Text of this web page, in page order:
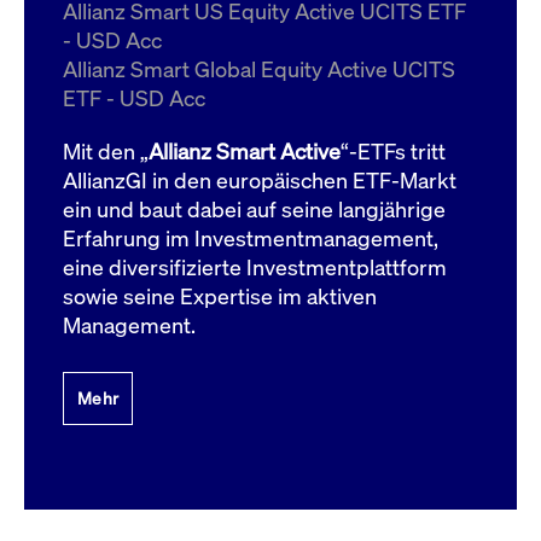
Allianz Smart US Equity Active UCITS ETF
- USD Acc
Allianz Smart Global Equity Active UCITS
ETF - USD Acc
Mit den „Allianz Smart Active“-ETFs tritt
AllianzGI in den europäischen ETF-Markt
ein und baut dabei auf seine langjährige
Erfahrung im Investmentmanagement,
eine diversifizierte Investmentplattform
sowie seine Expertise im aktiven
Management.
Mehr
ApplicationGatewayAffinityCORS
boerse.com
Domain
bis